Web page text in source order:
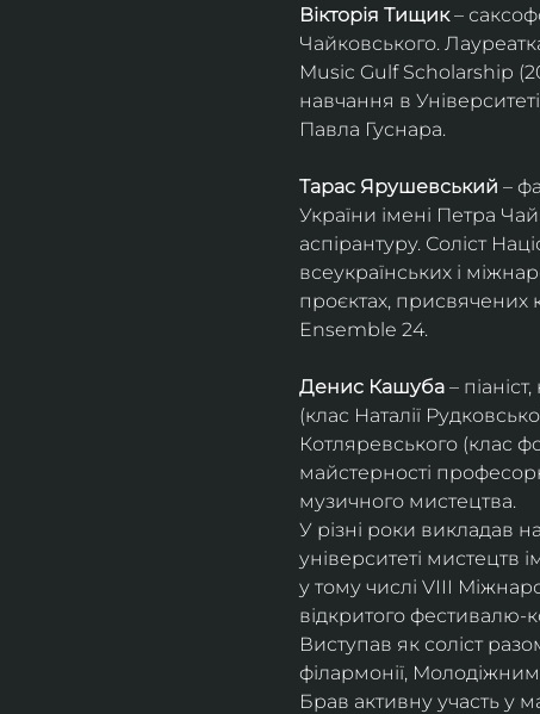
Вікторія Тищик –
Чайковського.
Music Gulf Scholarship
навчання в
Павла Гуснара.
Тарас Ярушевський –
України імені Петра
аспірантуру. Соліст
всеукраїнських і
проєктах, присвячених
Ensemble 24.
Денис Кашуба –
(клас Наталії
Котляревського (клас
майстерності
музичного мистецтва.
У різні роки викладав
університеті мистецтв
у тому числі VIII
відкритого фестивалю-
Виступав як соліст
філармонії,
Брав активну участь у